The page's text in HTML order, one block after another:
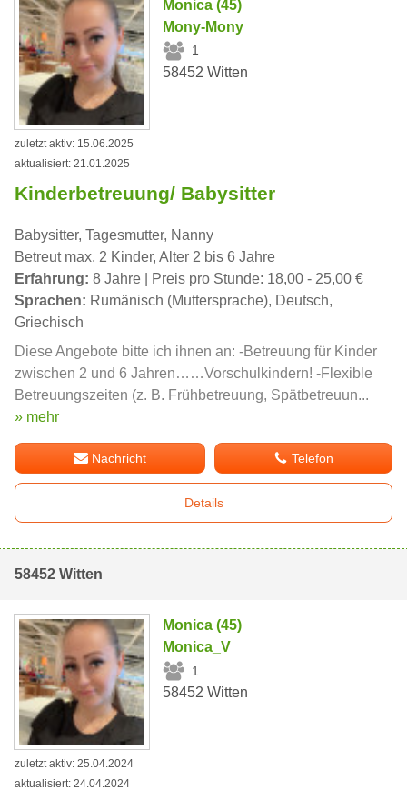
Monica (45)
Mony-Mony
1
58452 Witten
zuletzt aktiv: 15.06.2025
aktualisiert: 21.01.2025
Kinderbetreuung/ Babysitter
Babysitter, Tagesmutter, Nanny
Betreut max. 2 Kinder, Alter 2 bis 6 Jahre
Erfahrung: 8 Jahre | Preis pro Stunde: 18,00 - 25,00 €
Sprachen: Rumänisch (Muttersprache), Deutsch,
Griechisch
Diese Angebote bitte ich ihnen an: -Betreuung für Kinder
zwischen 2 und 6 Jahren……Vorschulkindern! -Flexible
Betreuungszeiten (z. B. Frühbetreuung, Spätbetreuun...
» mehr
Nachricht Telefon
Details
58452 Witten
Monica (45)
Monica_V
1
58452 Witten
zuletzt aktiv: 25.04.2024
aktualisiert: 24.04.2024